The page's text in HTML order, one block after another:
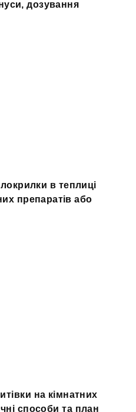
дозування
в теплиці
препаратів або
на кімнатних
способи та план